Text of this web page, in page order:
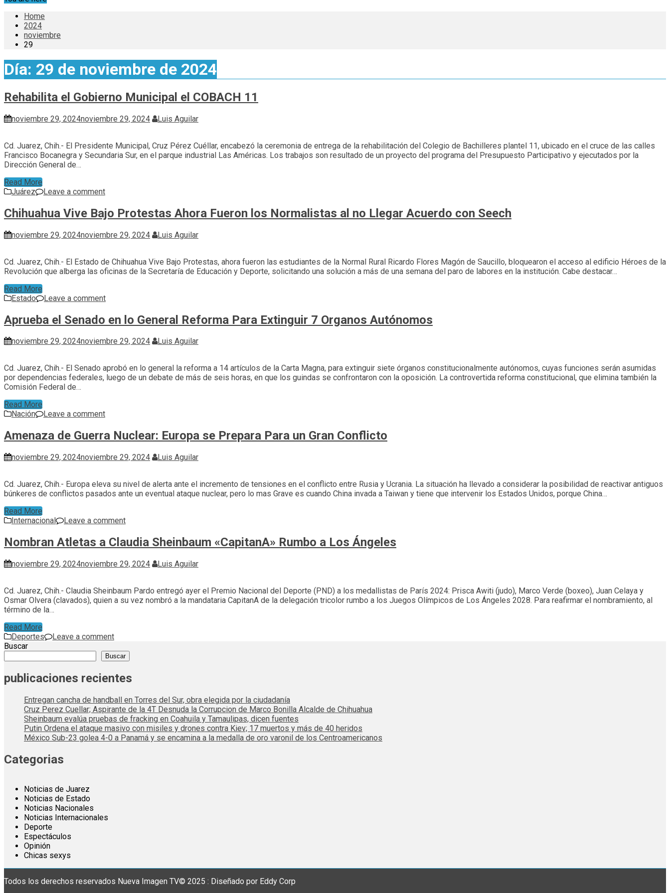
Home
2024
noviembre
29
Día: 29 de noviembre de 2024
Rehabilita el Gobierno Municipal el COBACH 11
noviembre 29, 2024noviembre 29, 2024 Luis Aguilar
Cd. Juarez, Chih.- El Presidente Municipal, Cruz Pérez Cuéllar, encabezó la ceremonia de entrega de la rehabilitación del Colegio de Bachilleres plantel 11, ubicado en el cruce de las calles
Francisco Bocanegra y Secundaria Sur, en el parque industrial Las Américas. Los trabajos son resultado de un proyecto del programa del Presupuesto Participativo y ejecutados por la
Dirección General de…
Read More
Juárez
Leave a comment
Chihuahua Vive Bajo Protestas Ahora Fueron los Normalistas al no Llegar Acuerdo con Seech
noviembre 29, 2024noviembre 29, 2024 Luis Aguilar
Cd. Juarez, Chih.- El Estado de Chihuahua Vive Bajo Protestas, ahora fueron las estudiantes de la Normal Rural Ricardo Flores Magón de Saucillo, bloquearon el acceso al edificio Héroes de la
Revolución que alberga las oficinas de la Secretaría de Educación y Deporte, solicitando una solución a más de una semana del paro de labores en la institución. Cabe destacar…
Read More
Estado
Leave a comment
Aprueba el Senado en lo General Reforma Para Extinguir 7 Organos Autónomos
noviembre 29, 2024noviembre 29, 2024 Luis Aguilar
Cd. Juarez, Chih.- El Senado aprobó en lo general la reforma a 14 artículos de la Carta Magna, para extinguir siete órganos constitucionalmente autónomos, cuyas funciones serán asumidas
por dependencias federales, luego de un debate de más de seis horas, en que los guindas se confrontaron con la oposición. La controvertida reforma constitucional, que elimina también la
Comisión Federal de…
Read More
Nación
Leave a comment
Amenaza de Guerra Nuclear: Europa se Prepara Para un Gran Conflicto
noviembre 29, 2024noviembre 29, 2024 Luis Aguilar
Cd. Juarez, Chih.- Europa eleva su nivel de alerta ante el incremento de tensiones en el conflicto entre Rusia y Ucrania. La situación ha llevado a considerar la posibilidad de reactivar antiguos
búnkeres de conflictos pasados ante un eventual ataque nuclear, pero lo mas Grave es cuando China invada a Taiwan y tiene que intervenir los Estados Unidos, porque China…
Read More
Internacional
Leave a comment
Nombran Atletas a Claudia Sheinbaum «CapitanA» Rumbo a Los Ángeles
noviembre 29, 2024noviembre 29, 2024 Luis Aguilar
Cd. Juarez, Chih.- Claudia Sheinbaum Pardo entregó ayer el Premio Nacional del Deporte (PND) a los medallistas de París 2024: Prisca Awiti (judo), Marco Verde (boxeo), Juan Celaya y
Osmar Olvera (clavados), quien a su vez nombró a la mandataria CapitanA de la delegación tricolor rumbo a los Juegos Olímpicos de Los Ángeles 2028. Para reafirmar el nombramiento, al
término de la…
Read More
Deportes
Leave a comment
Buscar
Buscar
publicaciones recientes
Entregan cancha de handball en Torres del Sur, obra elegida por la ciudadanía
Cruz Perez Cuellar; Aspirante de la 4T Desnuda la Corrupcion de Marco Bonilla Alcalde de Chihuahua
Sheinbaum evalúa pruebas de fracking en Coahuila y Tamaulipas, dicen fuentes
Putin Ordena el ataque masivo con misiles y drones contra Kiev; 17 muertos y más de 40 heridos
México Sub-23 golea 4-0 a Panamá y se encamina a la medalla de oro varonil de los Centroamericanos
Categorias
Noticias de Juarez
Noticias de Estado
Noticias Nacionales
Noticias Internacionales
Deporte
Espectáculos
Opinión
Chicas sexys
Todos los derechos reservados Nueva Imagen TV© 2025 : Diseñado por Eddy Corp